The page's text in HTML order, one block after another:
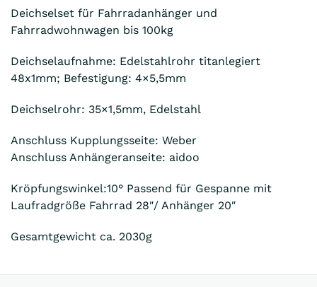
Deichselset für Fahrradanhänger und
Fahrradwohnwagen bis 100kg
Deichselaufnahme: Edelstahlrohr titanlegiert
48x1mm; Befestigung: 4×5,5mm
Deichselrohr: 35×1,5mm, Edelstahl
Anschluss Kupplungsseite: Weber
Anschluss Anhängeranseite: aidoo
Kröpfungswinkel:10° Passend für Gespanne mit
Laufradgröße Fahrrad 28″/ Anhänger 20″
Gesamtgewicht ca. 2030g